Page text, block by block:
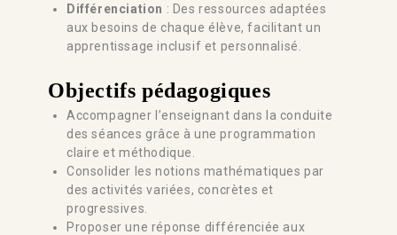
Différenciation : Des ressources adaptées
aux besoins de chaque élève, facilitant un
apprentissage inclusif et personnalisé.
Objectifs pédagogiques
Accompagner l’enseignant dans la conduite
des séances grâce à une programmation
claire et méthodique.
Consolider les notions mathématiques par
des activités variées, concrètes et
progressives.
Proposer une réponse différenciée aux